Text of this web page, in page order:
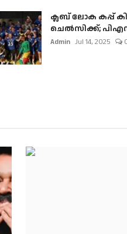
ക്ലബ് ലോക കപ്പ്
ചെല്‍സിക്ക്;
Admin Jul 14, 2025